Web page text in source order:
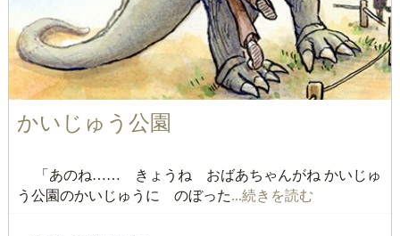
かいじゅう公園
「あのね…… きょうね おばあちゃんがね かいじゅ
う公園のかいじゅうに のぼった...続きを読む